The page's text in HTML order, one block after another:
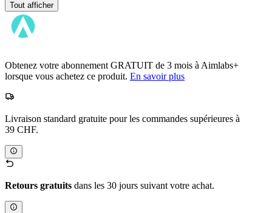
Tout afficher
Obtenez votre abonnement GRATUIT de 3 mois à Aimlabs+
lorsque vous achetez ce produit. En savoir plus
Livraison standard gratuite pour les commandes supérieures à
39 CHF.
Retours gratuits dans les 30 jours suivant votre achat.